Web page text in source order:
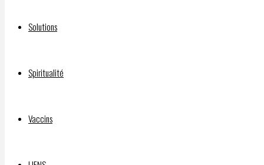
Solutions
Spiritualité
Vaccins